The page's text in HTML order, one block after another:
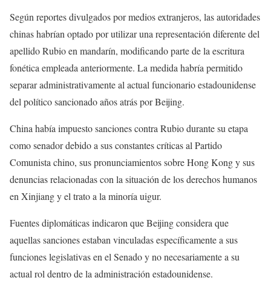
Según reportes divulgados por medios extranjeros, las autoridades
chinas habrían optado por utilizar una representación diferente del
apellido Rubio en mandarín, modificando parte de la escritura
fonética empleada anteriormente. La medida habría permitido
separar administrativamente al actual funcionario estadounidense
del político sancionado años atrás por Beijing.
China había impuesto sanciones contra Rubio durante su etapa
como senador debido a sus constantes críticas al Partido
Comunista chino, sus pronunciamientos sobre Hong Kong y sus
denuncias relacionadas con la situación de los derechos humanos
en Xinjiang y el trato a la minoría uigur.
Fuentes diplomáticas indicaron que Beijing considera que
aquellas sanciones estaban vinculadas específicamente a sus
funciones legislativas en el Senado y no necesariamente a su
actual rol dentro de la administración estadounidense.